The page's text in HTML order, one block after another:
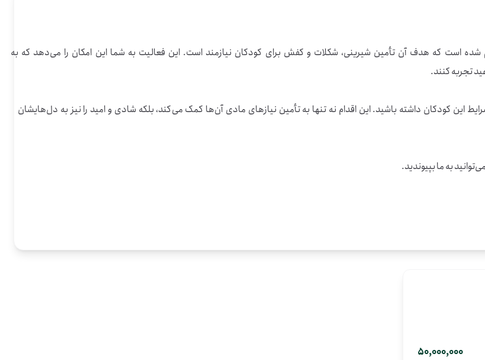
فرصت داوطلبانه‌ای برای تهیه مایحتاج شب عید در بابل، مازندران فراهم شده است که هدف آن تأمین شیرینی، شکلات و کفش برای کودکان نیازمند است. این فعالیت به شما این امکان را می‌دهد که به
شما می‌توانید با تهیه اقلام مورد نیاز یا کمک مالی، نقش موثری در بهبود شرایط این کودکان داشته باشید. این اقدام نه تنها به تأمین نیازهای مادی آن‌ها کمک می‌کند، بلکه شادی و امید را نیز به دل‌هایشان
50,000,000